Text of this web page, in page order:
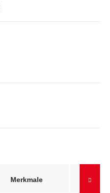
Merkmale